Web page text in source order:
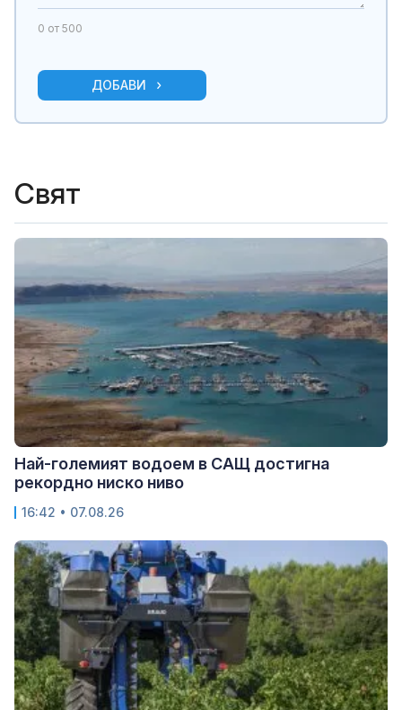
0 от 500
ДОБАВИ
Свят
Най-големият водоем в САЩ достигна
рекордно ниско ниво
16:42 • 07.08.26